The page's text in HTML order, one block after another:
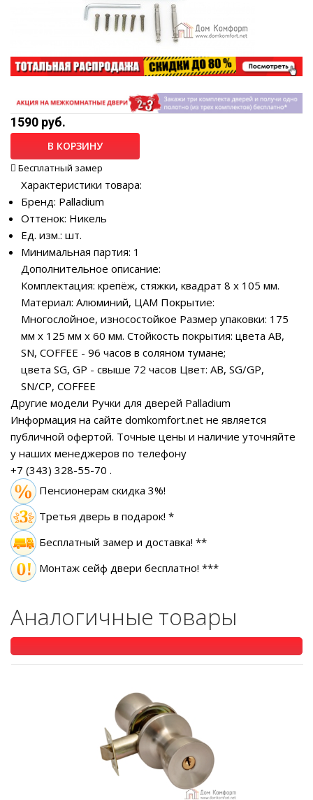
1590 руб.
В КОРЗИНУ
Бесплатный замер
Характеристики товара:
Бренд: Palladium
Оттенок: Никель
Ед. изм.: шт.
Минимальная партия: 1
Дополнительное описание:
Комплектация: крепёж, стяжки, квадрат 8 х 105 мм.
Материал: Алюминий, ЦАМ Покрытие:
Многослойное, износостойкое Размер упаковки: 175
мм х 125 мм х 60 мм. Стойкость покрытия: цвета AB,
SN, COFFEE - 96 часов в соляном тумане;
цвета SG, GP - свыше 72 часов Цвет: AB, SG/GP,
SN/CP, COFFEE
Другие модели Ручки для дверей Palladium
Информация на сайте domkomfort.net не является
публичной офертой. Точные цены и наличие уточняйте
у наших менеджеров по телефону
+7 (343) 328-55-70 .
Пенсионерам скидка 3%!
Третья дверь в подарок! *
Бесплатный замер и доставка! **
Монтаж сейф двери бесплатно! ***
Аналогичные товары